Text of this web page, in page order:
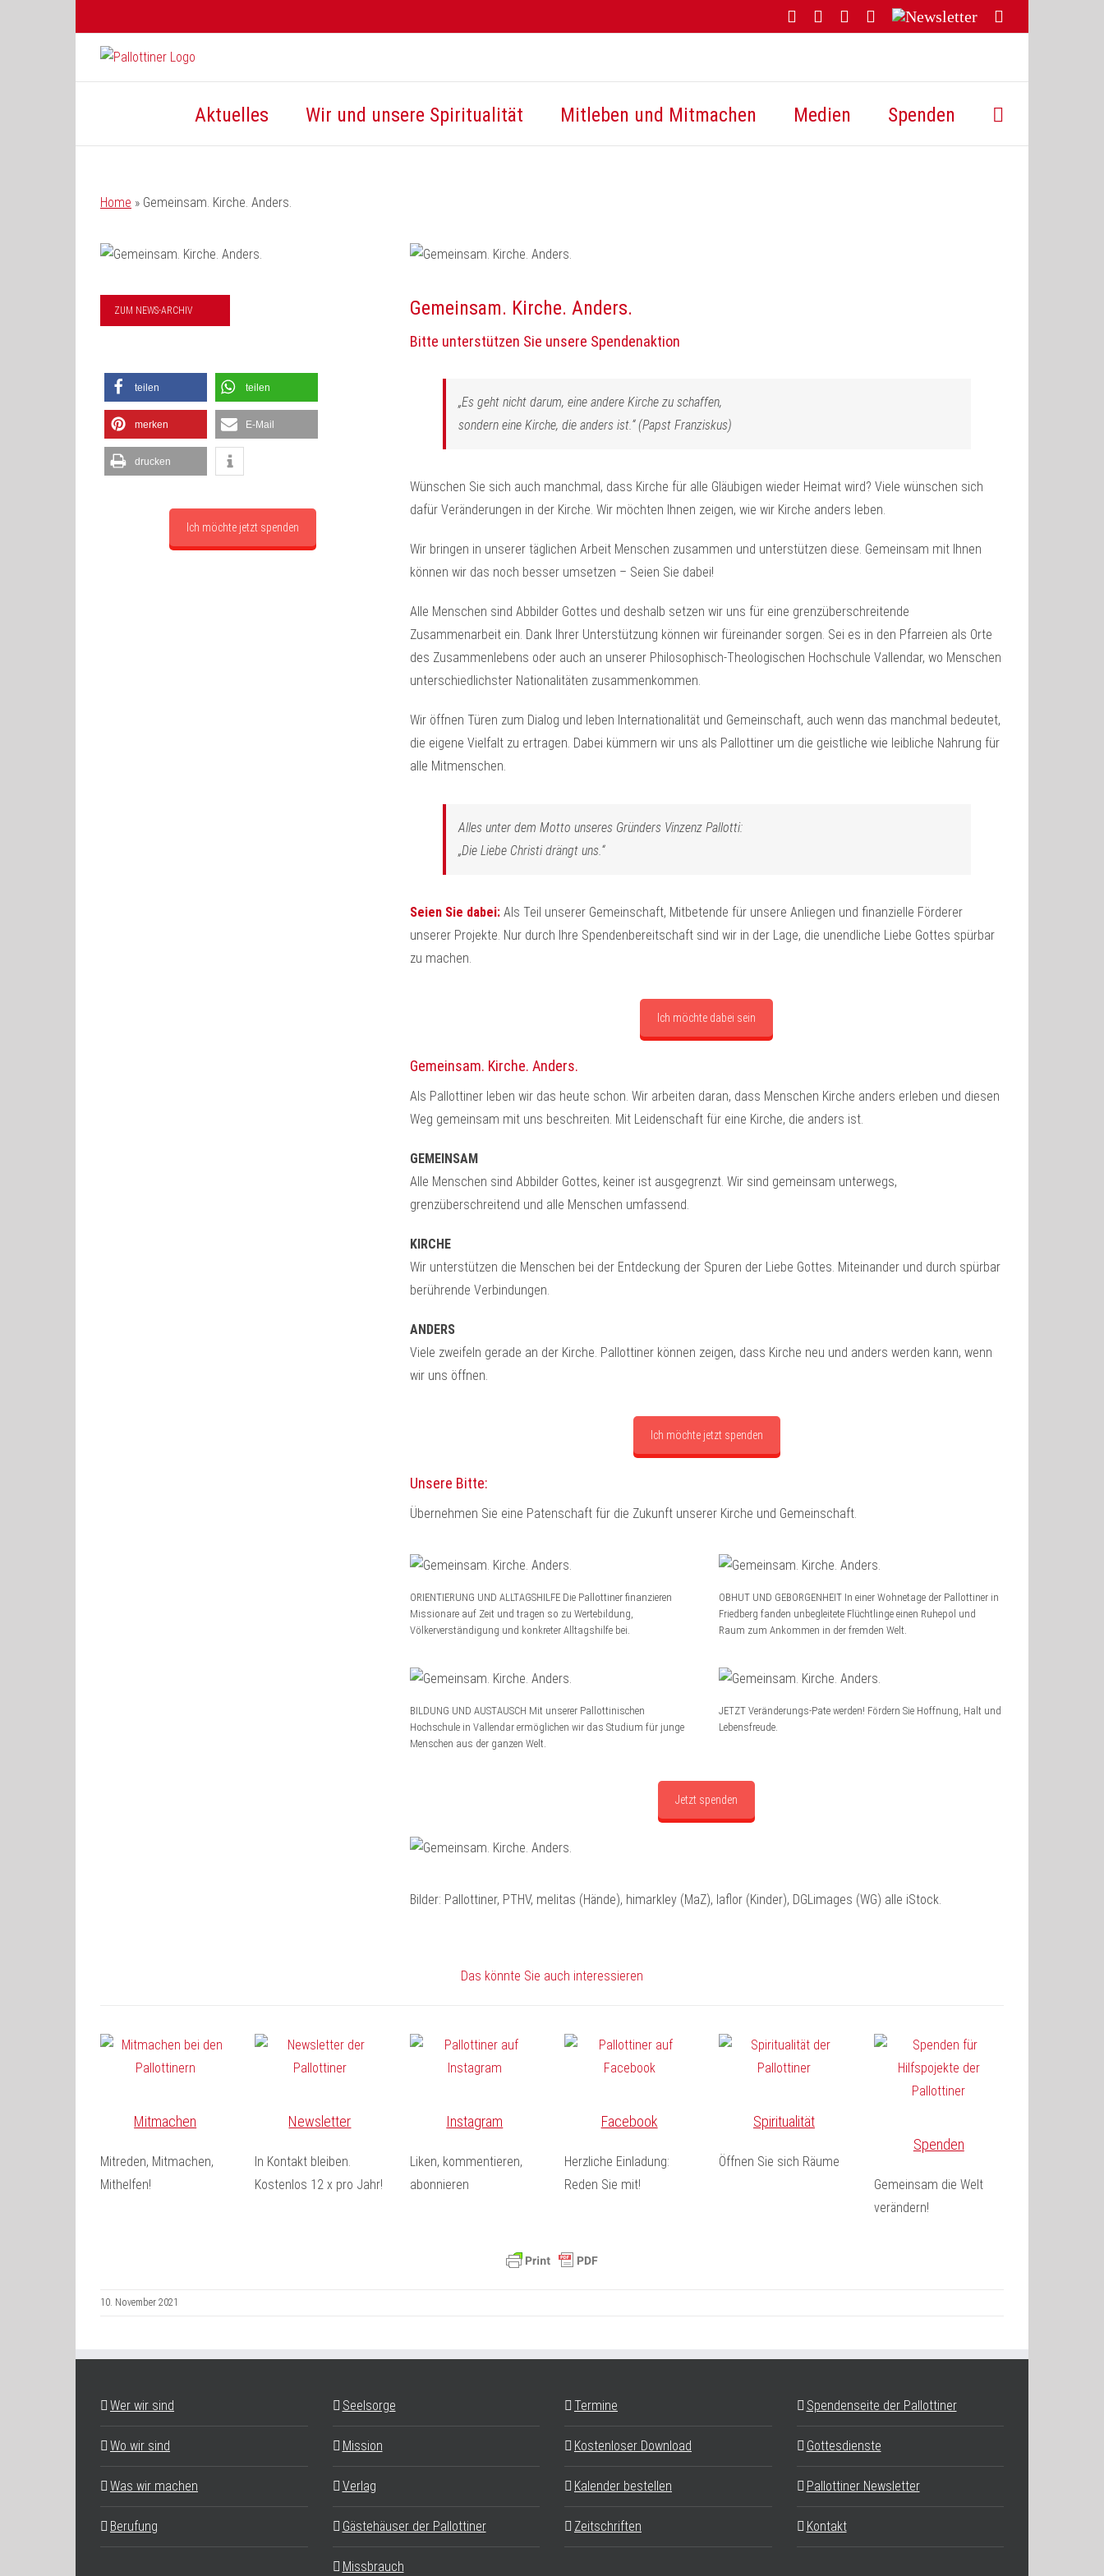
FacebookYouTubeInstagram
Threads
Newsletter
Mail
Aktuelles Wir und unsere Spiritualität Mitleben und Mitmachen Medien Spenden
Home » Gemeinsam. Kirche. Anders.
ZUM NEWS-ARCHIV
teilen teilen
merken E-Mail
drucken
Ich möchte jetzt spenden
Gemeinsam. Kirche. Anders.
Bitte unterstützen Sie unsere Spendenaktion
„Es geht nicht darum, eine andere Kirche zu schaffen,
sondern eine Kirche, die anders ist.“ (Papst Franziskus)
Wünschen Sie sich auch manchmal, dass Kirche für alle Gläubigen wieder Heimat wird? Viele wünschen sich
dafür Veränderungen in der Kirche. Wir möchten Ihnen zeigen, wie wir Kirche anders leben.
Wir bringen in unserer täglichen Arbeit Menschen zusammen und unterstützen diese. Gemeinsam mit Ihnen
können wir das noch besser umsetzen – Seien Sie dabei!
Alle Menschen sind Abbilder Gottes und deshalb setzen wir uns für eine grenzüberschreitende
Zusammenarbeit ein. Dank Ihrer Unterstützung können wir füreinander sorgen. Sei es in den Pfarreien als Orte
des Zusammenlebens oder auch an unserer Philosophisch-Theologischen Hochschule Vallendar, wo Menschen
unterschiedlichster Nationalitäten zusammenkommen.
Wir öffnen Türen zum Dialog und leben Internationalität und Gemeinschaft, auch wenn das manchmal bedeutet,
die eigene Vielfalt zu ertragen. Dabei kümmern wir uns als Pallottiner um die geistliche wie leibliche Nahrung für
alle Mitmenschen.
Alles unter dem Motto unseres Gründers Vinzenz Pallotti:
„Die Liebe Christi drängt uns.“
Seien Sie dabei:Als Teil unserer Gemeinschaft, Mitbetende für unsere Anliegen und finanzielle Förderer
unserer Projekte. Nur durch Ihre Spendenbereitschaft sind wir in der Lage, die unendliche Liebe Gottes spürbar
zu machen.
Ich möchte dabei sein
Gemeinsam. Kirche. Anders.
Als Pallottiner leben wir das heute schon. Wir arbeiten daran, dass Menschen Kirche anders erleben und diesen
Weg gemeinsam mit uns beschreiten. Mit Leidenschaft für eine Kirche, die anders ist.
GEMEINSAM
Alle Menschen sind Abbilder Gottes, keiner ist ausgegrenzt. Wir sind gemeinsam unterwegs,
grenzüberschreitend und alle Menschen umfassend.
KIRCHE
Wir unterstützen die Menschen bei der Entdeckung der Spuren der Liebe Gottes. Miteinander und durch spürbar
berührende Verbindungen.
ANDERS
Viele zweifeln gerade an der Kirche. Pallottiner können zeigen, dass Kirche neu und anders werden kann, wenn
wir uns öffnen.
Ich möchte jetzt spenden
Unsere Bitte:
Übernehmen Sie eine Patenschaft für die Zukunft unserer Kirche und Gemeinschaft.
ORIENTIERUNG UND ALLTAGSHILFE Die Pallottiner finanzieren
Missionare auf Zeit und tragen so zu Wertebildung,
Völkerverständigung und konkreter Alltagshilfe bei.
OBHUT UND GEBORGENHEIT In einer Wohnetage der Pallottiner in
Friedberg fanden unbegleitete Flüchtlinge einen Ruhepol und
Raum zum Ankommen in der fremden Welt.
BILDUNG UND AUSTAUSCH Mit unserer Pallottinischen
Hochschule in Vallendar ermöglichen wir das Studium für junge
Menschen aus der ganzen Welt.
JETZT Veränderungs-Pate werden! Fördern Sie Hoffnung, Halt und
Lebensfreude.
Jetzt spenden
Bilder: Pallottiner, PTHV, melitas (Hände), himarkley (MaZ), laflor (Kinder), DGLimages (WG) alle iStock.
Das könnte Sie auch interessieren
Mitmachen
Mitreden, Mitmachen,
Mithelfen!
Newsletter
In Kontakt bleiben.
Kostenlos 12 x pro Jahr!
Instagram
Liken, kommentieren,
abonnieren
Facebook
Herzliche Einladung:
Reden Sie mit!
Spiritualität
Öffnen Sie sich Räume
Spenden
Gemeinsam die Welt
verändern!
10. November 2021
Wer wir sind
Wo wir sind
Was wir machen
Berufung
Seelsorge
Mission
Verlag
Gästehäuser der Pallottiner
Missbrauch
Termine
Kostenloser Download
Kalender bestellen
Zeitschriften
Spendenseite der Pallottiner
Gottesdienste
Pallottiner Newsletter
Kontakt